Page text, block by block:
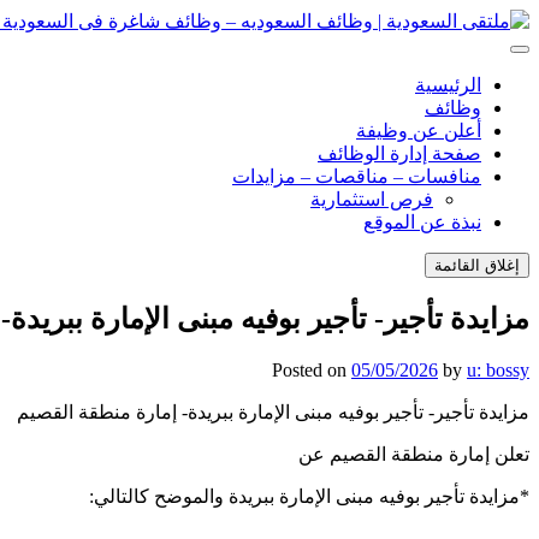
انتقل
إلى
الرئيسية
وظائف
أعلن عن وظيفة
صفحة إدارة الوظائف
منافسات – مناقصات – مزايدات
فرص استثمارية
نبذة عن الموقع
إغلاق القائمة
مزايدة تأجير- تأجير بوفيه مبنى الإمارة
Posted on 05/05/2026 by u: bossy
مزايدة تأجير- تأجير بوفيه مبنى الإمارة ببريدة- إمارة منطقة القصيم
تعلن إمارة منطقة القصيم عن
*مزايدة تأجير بوفيه مبنى الإمارة ببريدة والموضح كالتالي: